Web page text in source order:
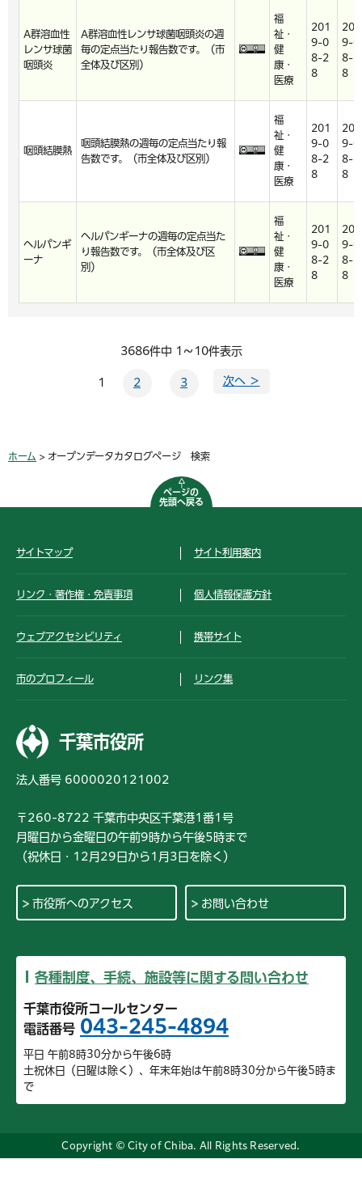
A群溶血性
レンサ球菌
咽頭炎
A群溶血性レンサ球菌咽頭炎の週
毎の定点当たり報告数です。（市
全体及び区別）
福
祉・
健
康・
医療
201
9-0
8-2
8
201
9-0
8-2
8
咽頭結膜熱
咽頭結膜熱の週毎の定点当たり報
告数です。（市全体及び区別）
福
祉・
健
康・
医療
201
9-0
8-2
8
201
9-0
8-2
8
ヘルパンギ
ーナ
ヘルパンギーナの週毎の定点当た
り報告数です。（市全体及び区
別）
福
祉・
健
康・
医療
201
9-0
8-2
8
201
9-0
8-2
8
3686件中 1～10件表示
1 2 3 次へ ＞
ホーム > オープンデータカタログページ 検索
ページの
先頭へ戻る
サイトマップ サイト利用案内
リンク・著作権・免責事項 個人情報保護方針
ウェブアクセシビリティ 携帯サイト
市のプロフィール リンク集
千葉市役所
法人番号 6000020121002
〒260-8722 千葉市中央区千葉港1番1号
月曜日から金曜日の午前9時から午後5時まで
（祝休日・12月29日から1月3日を除く）
市役所へのアクセス お問い合わせ
各種制度、手続、施設等に関する問い合わせ
千葉市役所コールセンター
電話番号 043-245-4894
平日 午前8時30分から午後6時
土祝休日（日曜は除く）、年末年始は午前8時30分から午後5時ま
で
Copyright © City of Chiba. All Rights Reserved.